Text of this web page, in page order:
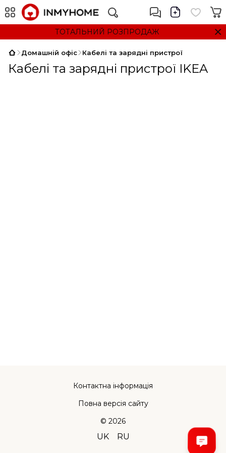
ТОТАЛЬНИЙ РОЗПРОДАЖ
Домашній офіс Кабелі та зарядні пристрої
Кабелі та зарядні пристрої IKEA
Контактна інформація
Повна версія сайту
© 2026
UK RU